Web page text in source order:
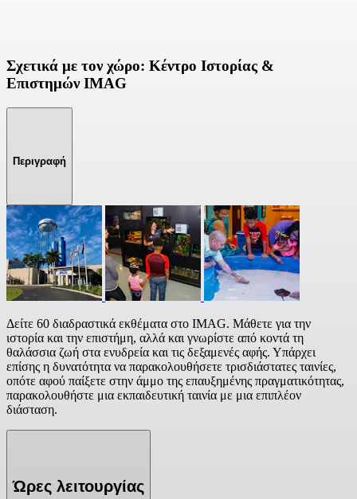
Σχετικά με τον χώρο: Κέντρο Ιστορίας &
Επιστημών IMAG
Περιγραφή
Δείτε 60 διαδραστικά εκθέματα στο IMAG. Μάθετε για την
ιστορία και την επιστήμη, αλλά και γνωρίστε από κοντά τη
θαλάσσια ζωή στα ενυδρεία και τις δεξαμενές αφής. Υπάρχει
επίσης η δυνατότητα να παρακολουθήσετε τρισδιάστατες ταινίες,
οπότε αφού παίξετε στην άμμο της επαυξημένης πραγματικότητας,
παρακολουθήστε μια εκπαιδευτική ταινία με μια επιπλέον
διάσταση.
Ώρες λειτουργίας